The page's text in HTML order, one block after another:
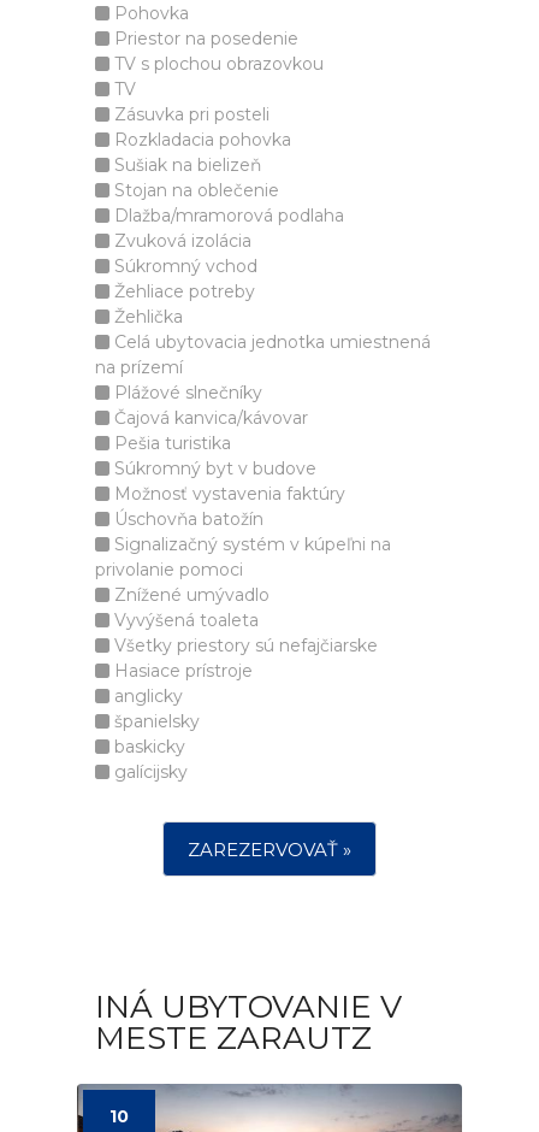
Pohovka
Priestor na posedenie
TV s plochou obrazovkou
TV
Zásuvka pri posteli
Rozkladacia pohovka
Sušiak na bielizeň
Stojan na oblečenie
Dlažba/mramorová podlaha
Zvuková izolácia
Súkromný vchod
Žehliace potreby
Žehlička
Celá ubytovacia jednotka umiestnená
na prízemí
Plážové slnečníky
Čajová kanvica/kávovar
Pešia turistika
Súkromný byt v budove
Možnosť vystavenia faktúry
Úschovňa batožín
Signalizačný systém v kúpeľni na
privolanie pomoci
Znížené umývadlo
Vyvýšená toaleta
Všetky priestory sú nefajčiarske
Hasiace prístroje
anglicky
španielsky
baskicky
galícijsky
ZAREZERVOVAŤ »
INÁ UBYTOVANIE V
MESTE ZARAUTZ
10